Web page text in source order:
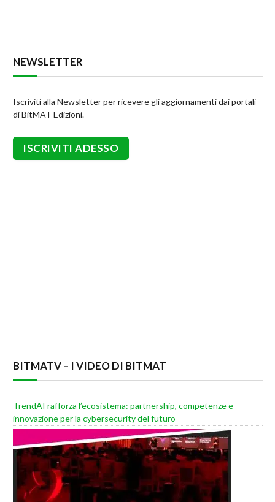
NEWSLETTER
Iscriviti alla Newsletter per ricevere gli aggiornamenti dai portali
di BitMAT Edizioni.
BITMATV – I VIDEO DI BITMAT
TrendAI rafforza l’ecosistema: partnership, competenze e
innovazione per la cybersecurity del futuro